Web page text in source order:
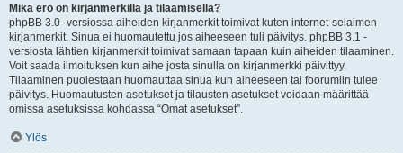
Mikä ero on kirjanmerkillä ja tilaamisella?
phpBB 3.0 -versiossa aiheiden kirjanmerkit toimivat kuten internet-selaimen
kirjanmerkit. Sinua ei huomautettu jos aiheeseen tuli päivitys. phpBB 3.1 -
versiosta lähtien kirjanmerkit toimivat samaan tapaan kuin aiheiden tilaaminen.
Voit saada ilmoituksen kun aihe josta sinulla on kirjanmerkki päivittyy.
Tilaaminen puolestaan huomauttaa sinua kun aiheeseen tai foorumiin tulee
päivitys. Huomautusten asetukset ja tilausten asetukset voidaan määrittää
omissa asetuksissa kohdassa “Omat asetukset”.
Ylös